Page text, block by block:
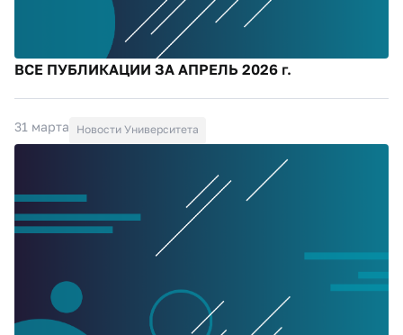
ВСЕ ПУБЛИКАЦИИ ЗА АПРЕЛЬ 2026 г.
31 марта Новости Университета